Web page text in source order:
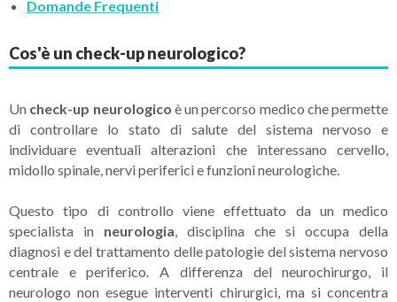
Domande Frequenti
Cos'è un check-up neurologico?
Un check-up neurologico è un percorso medico che permette
di controllare lo stato di salute del sistema nervoso e
individuare eventuali alterazioni che interessano cervello,
midollo spinale, nervi periferici e funzioni neurologiche.
Questo tipo di controllo viene effettuato da un medico
specialista in neurologia, disciplina che si occupa della
diagnosi e del trattamento delle patologie del sistema nervoso
centrale e periferico. A differenza del neurochirurgo, il
neurologo non esegue interventi chirurgici, ma si concentra